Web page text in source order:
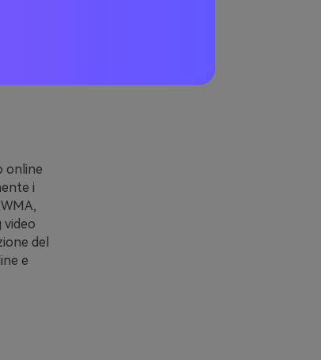
online
i
video
del
e